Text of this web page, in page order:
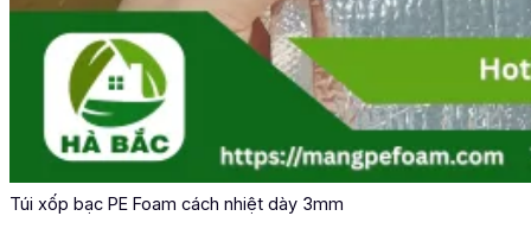
Túi xốp bạc PE Foam cách nhiệt dày 3mm